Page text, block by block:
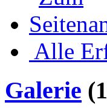
Alle
Galerie